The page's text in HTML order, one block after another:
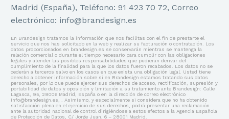
Madrid (España), Teléfono: 91 423 70 72, Correo
electrónico: info@brandesign.es
En Brandesign tratamos la información que nos facilitas con el fin de prestarte el
servicio que nos has solicitado en la web y realizar su facturación o contratación. Los
datos proporcionados en brandesign.es se conservarán mientras se mantenga la
relación comercial o durante el tiempo necesario para cumplir con las obligaciones
legales y atender las posibles responsabilidades que pudieran derivar del
cumplimiento de la finalidad para la que los datos fueron recabados. Los datos no se
cederán a terceros salvo en los casos en que exista una obligación legal. Usted tiene
derecho a obtener información sobre si en Brandesign estamos tratando sus datos
personales, por lo que puede ejercer sus derechos de acceso, rectificación, supresión y
portabilidad de datos y oposición y limitación a su tratamiento ante Brandesign: Calle
Lagasca, 95, 28006 Madrid, España o en la dirección de correo electrónico
info@brandesign.es, . Asimismo, y especialmente si considera que no ha obtenido
satisfacción plena en el ejercicio de sus derechos, podrá presentar una reclamación
ante la autoridad nacional de control dirigiéndose a estos efectos a la Agencia Española
de Protección de Datos, C/ Jorge Juan, 6 – 28001 Madrid.